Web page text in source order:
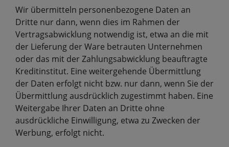
Wir übermitteln personenbezogene Daten an
Dritte nur dann, wenn dies im Rahmen der
Vertragsabwicklung notwendig ist, etwa an die mit
der Lieferung der Ware betrauten Unternehmen
oder das mit der Zahlungsabwicklung beauftragte
Kreditinstitut. Eine weitergehende Übermittlung
der Daten erfolgt nicht bzw. nur dann, wenn Sie der
Übermittlung ausdrücklich zugestimmt haben. Eine
Weitergabe Ihrer Daten an Dritte ohne
ausdrückliche Einwilligung, etwa zu Zwecken der
Werbung, erfolgt nicht.